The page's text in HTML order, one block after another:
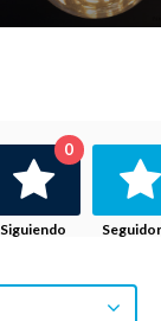
Siguiendo
0